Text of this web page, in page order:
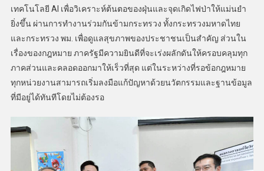
เทคโนโลยี AI เพื่อวิเคราะห์ต้นตอของฝุ่นและจุดเกิดไฟป่าให้แม่นยำ
ยิ่งขึ้น ผ่านการทำงานร่วมกันข้ามกระทรวง ทั้งกระทรวงมหาดไทย
และกระทรวง พม. เพื่อดูแลสุขภาพของประชาชนเป็นสำคัญ ส่วนใน
เรื่องของกฎหมาย ภาครัฐมีความยินดีที่จะเร่งผลักดันให้ครอบคลุมทุก
ภาคส่วนและคลอดออกมาให้เร็วที่สุด แต่ในระหว่างที่รอข้อกฎหมาย
ทุกหน่วยงานสามารถเริ่มลงมือแก้ปัญหาด้วยนวัตกรรมและฐานข้อมูล
ที่มีอยู่ได้ทันทีโดยไม่ต้องรอ